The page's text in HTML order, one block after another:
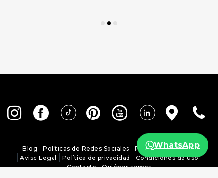
Blog Políticas de Redes Sociales
Política de Cookies
Aviso Legal
Política de privacidad
Condiciones de uso
Contacto
Quiénes somos
WhatsApp